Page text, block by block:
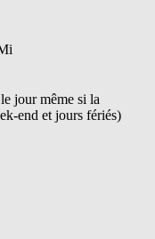
jour même si la
end et jours fériés)